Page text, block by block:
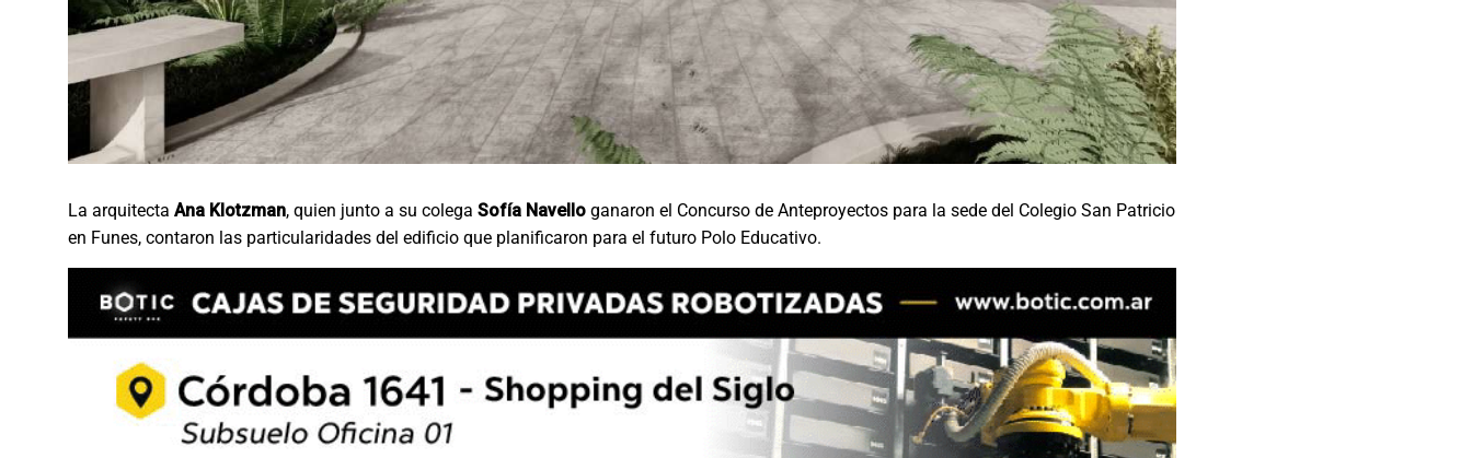
La arquitecta Ana Klotzman, quien junto a su colega Sofía Navello ganaron el Concurso de Anteproyectos para la sede del Colegio San Patricio
en Funes, contaron las particularidades del edificio que planificaron para el futuro Polo Educativo.